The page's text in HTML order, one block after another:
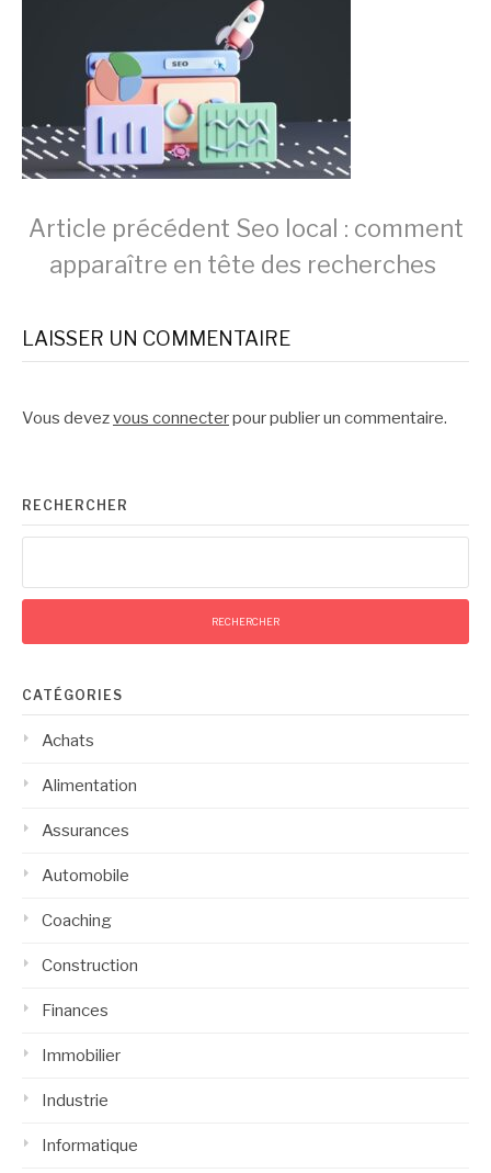
Lire
la
suite
Article précédent Seo local : comment
apparaître en tête des recherches
LAISSER UN COMMENTAIRE
Vous devezvous connecterpour publier un commentaire.
RECHERCHER
CATÉGORIES
Achats
Alimentation
Assurances
Automobile
Coaching
Construction
Finances
Immobilier
Industrie
Informatique